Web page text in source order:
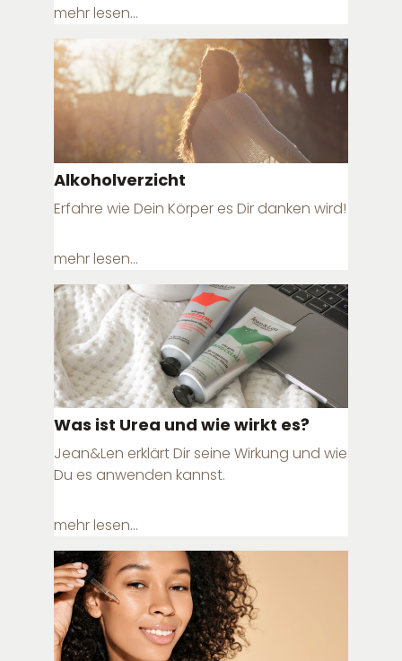
mehr lesen...
Alkoholverzicht
Erfahre wie Dein Körper es Dir danken wird!
mehr lesen...
Was ist Urea und wie wirkt es?
Jean&Len erklärt Dir seine Wirkung und wie
Du es anwenden kannst.
mehr lesen...